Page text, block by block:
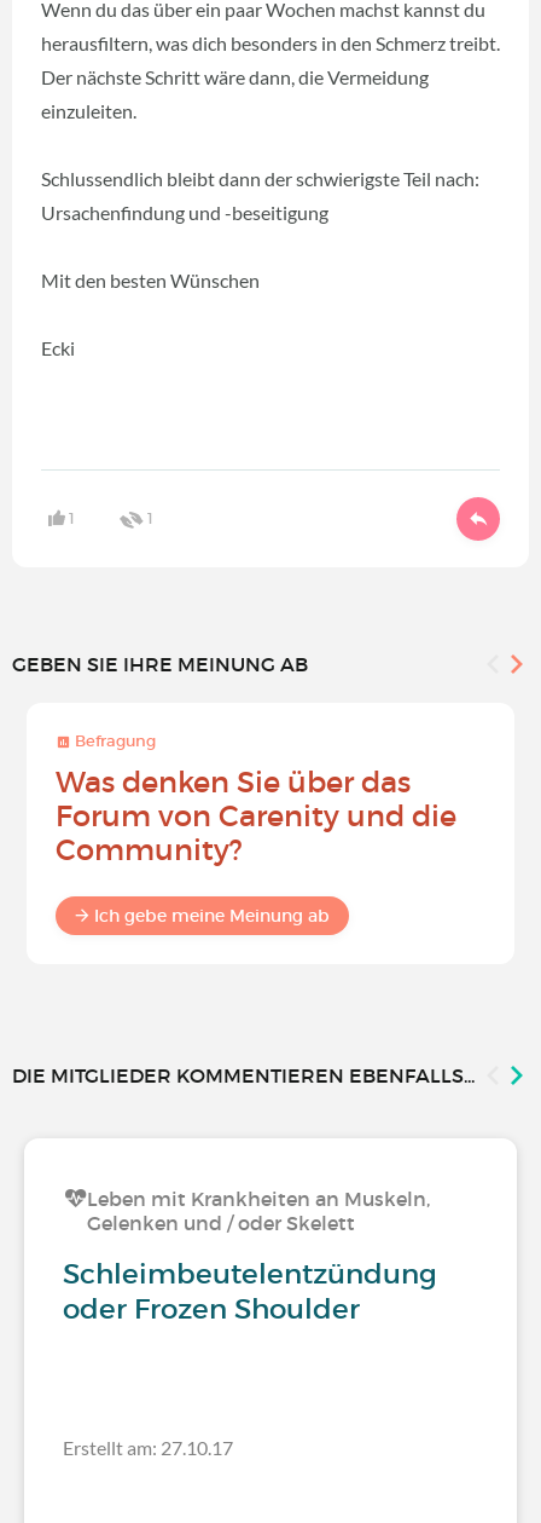
Wenn du das über ein paar Wochen machst kannst du
herausfiltern, was dich besonders in den Schmerz treibt.
Der nächste Schritt wäre dann, die Vermeidung
einzuleiten.
Schlussendlich bleibt dann der schwierigste Teil nach:
Ursachenfindung und -beseitigung
Mit den besten Wünschen
Ecki
1 1
GEBEN SIE IHRE MEINUNG AB
Befragung
Was denken Sie über das
Forum von Carenity und die
Community?
Ich gebe meine Meinung ab
DIE MITGLIEDER KOMMENTIEREN EBENFALLS...
Leben mit Krankheiten an Muskeln,
Gelenken und / oder Skelett
Schleimbeutelentzündung
oder Frozen Shoulder
Erstellt am: 27.10.17